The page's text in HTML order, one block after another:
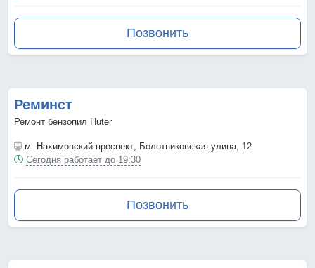
Позвонить
Реминст
Ремонт бензопил Huter
м. Нахимовский проспект, Болотниковская улица, 12
Сегодня работает до 19:30
Позвонить